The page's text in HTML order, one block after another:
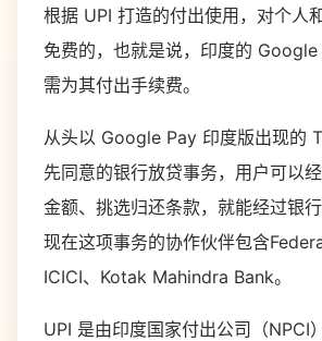
根据 UPI 打造的付出使用，对个人
免费的，也就是说，印度的
需为其付出手续费。
从头以 Google Pay 印度版出现的
先同意的银行放贷事务，用户可以
金额、挑选归还条款，就能经过银行
现在这项事务的协作伙伴包含
ICICI、Kotak Mahindra Bank。
UPI 是由印度国家付出公司（NPCI